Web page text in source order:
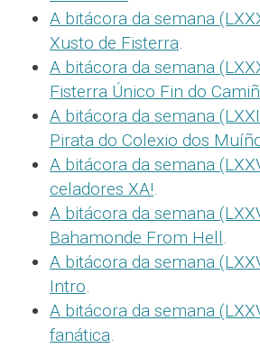
A bitácora da semana
Xusto de Fisterra.
A bitácora da semana
Fisterra Único Fin do
A bitácora da semana
Pirata do Colexio dos
A bitácora da semana
celadores XA!.
A bitácora da semana
Bahamonde From Hell.
A bitácora da semana
Intro.
A bitácora da semana
fanática.